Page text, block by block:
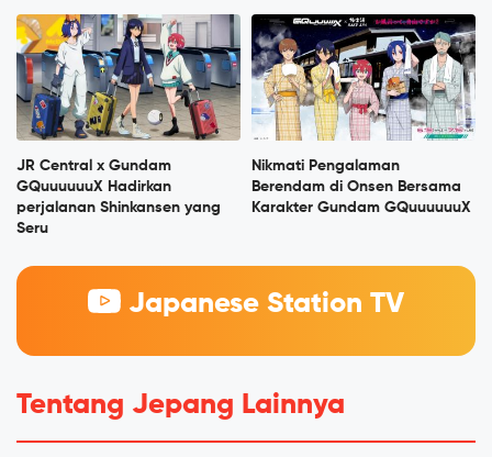
JR Central x Gundam
GQuuuuuuX Hadirkan
perjalanan Shinkansen yang
Seru
Nikmati Pengalaman
Berendam di Onsen Bersama
Karakter Gundam GQuuuuuuX
Japanese Station TV
Tentang Jepang Lainnya